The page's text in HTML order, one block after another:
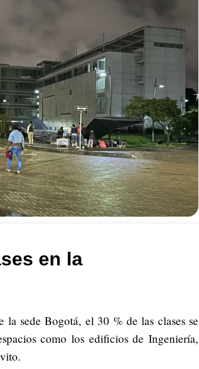
en la
sede Bogotá, el 30 % de las clases se
como los edificios de Ingeniería,